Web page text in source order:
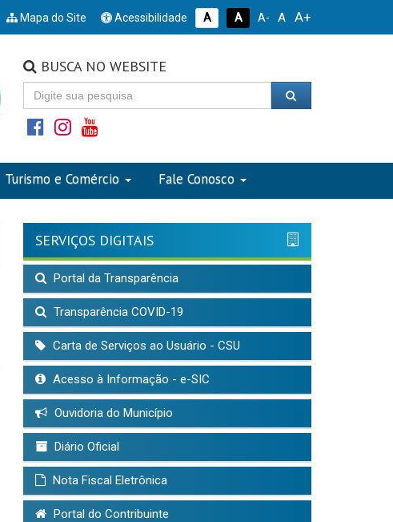
Mapa do Site Acessibilidade A A A- A A+
BUSCA NO WEBSITE
Turismo e Comércio Fale Conosco
SERVIÇOS DIGITAIS
Portal da Transparência
Transparência COVID-19
Carta de Serviços ao Usuário - CSU
Acesso à Informação - e-SIC
Ouvidoria do Município
Diário Oficial
Nota Fiscal Eletrônica
Portal do Contribuinte